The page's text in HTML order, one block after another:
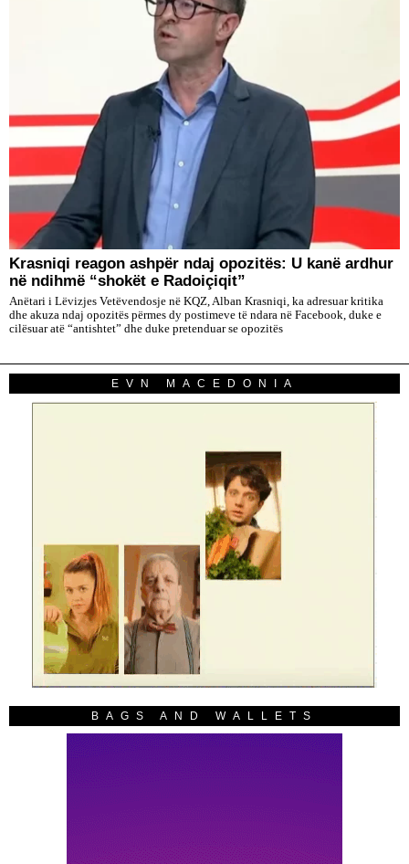
​Krasniqi reagon ashpër ndaj opozitës: U kanë ardhur
në ndihmë “shokët e Radoiçiqit”
Anëtari i Lëvizjes Vetëvendosje në KQZ, Alban Krasniqi, ka adresuar kritika
dhe akuza ndaj opozitës përmes dy postimeve të ndara në Facebook, duke e
cilësuar atë “antishtet” dhe duke pretenduar se opozitës
EVN MACEDONIA
BAGS AND WALLETS